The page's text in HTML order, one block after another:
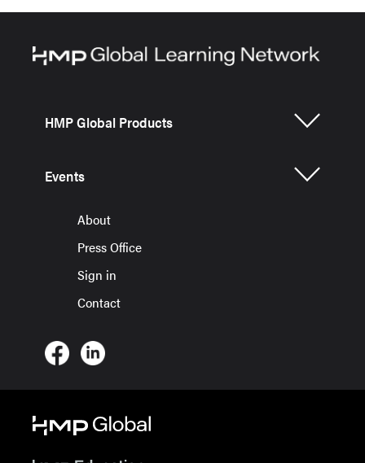
HMP Global Products
Events
About
Press Office
Sign in
Contact